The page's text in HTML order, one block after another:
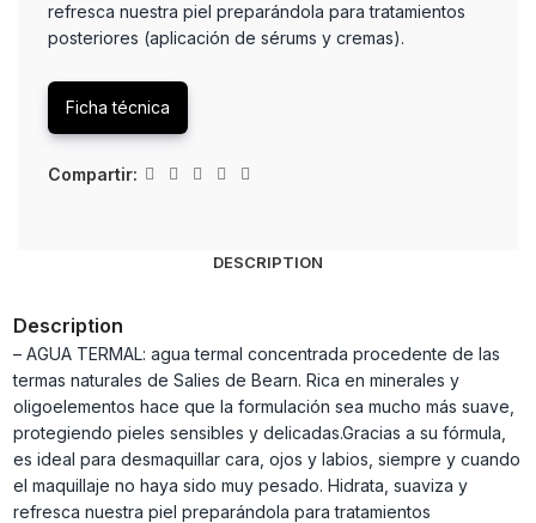
refresca nuestra piel preparándola para tratamientos
posteriores (aplicación de sérums y cremas).
Ficha técnica
Compartir:
DESCRIPTION
Description
– AGUA TERMAL: agua termal concentrada procedente de las
termas naturales de Salies de Bearn. Rica en minerales y
oligoelementos hace que la formulación sea mucho más suave,
protegiendo pieles sensibles y delicadas.Gracias a su fórmula,
es ideal para desmaquillar cara, ojos y labios, siempre y cuando
el maquillaje no haya sido muy pesado. Hidrata, suaviza y
refresca nuestra piel preparándola para tratamientos